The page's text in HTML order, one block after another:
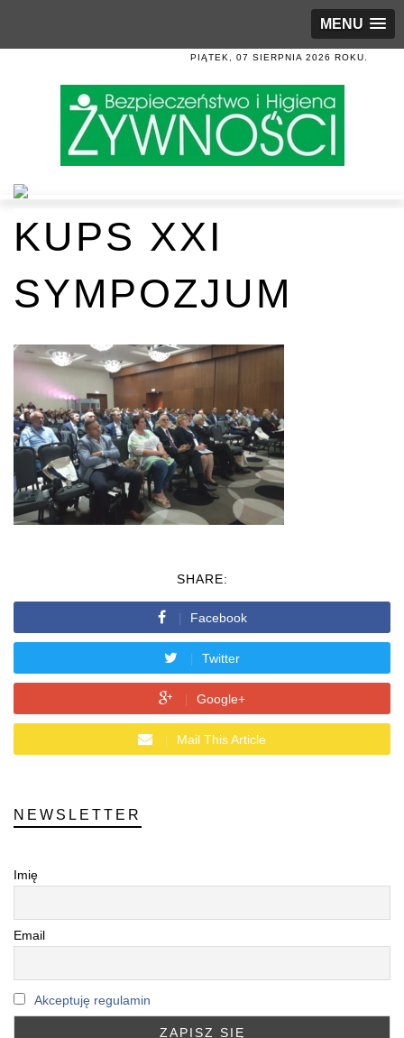
MENU
PIĄTEK, 07 SIERPNIA 2026 ROKU.
KUPS XXI
SYMPOZJUM
SHARE:
Facebook
Twitter
Google+
Mail This Article
NEWSLETTER
Imię
Email
Akceptuję regulamin